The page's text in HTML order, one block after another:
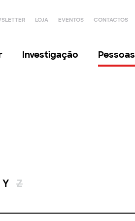
LOJA EVENTOS CONTACTOS
Investigação Pessoas
Y Z